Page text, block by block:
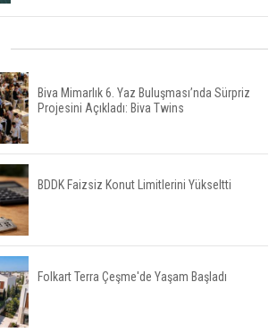
TOKİ 51 İlde 540 Konut ve İş Yerini Satışa
Sunuyor
Yatırımcıların Bina Tercihi Değişiyor: Dijital Altyapı
Öne Çıkıyor
TOKİ'nin Kiralık Sosyal Konut Modeli Kiraları
Düşürür Mü?
Biva Mimarlık 6. Yaz Buluşması’nda Sürpriz
Projesini Açıkladı: Biva Twins
BDDK Faizsiz Konut Limitlerini Yükseltti
Folkart Terra Çeşme'de Yaşam Başladı